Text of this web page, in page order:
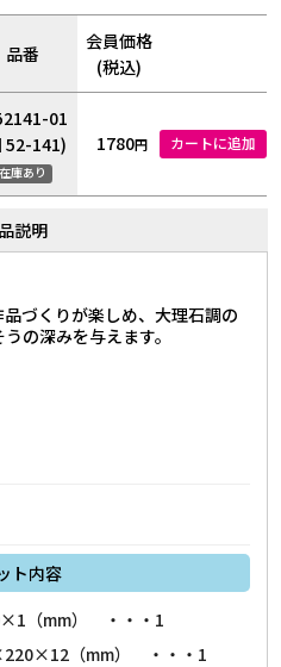
品番
会員価格
(税込)
01
52-141)
在庫あり
1780円 カートに追加
説明
づくりが楽しめ、大理石調の
の深みを与えます。
ト内容
（mm） ・・・1
（mm） ・・・1